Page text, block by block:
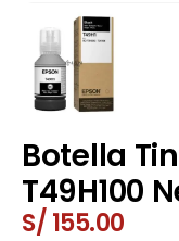
Botella
T49H100
S/ 155.00